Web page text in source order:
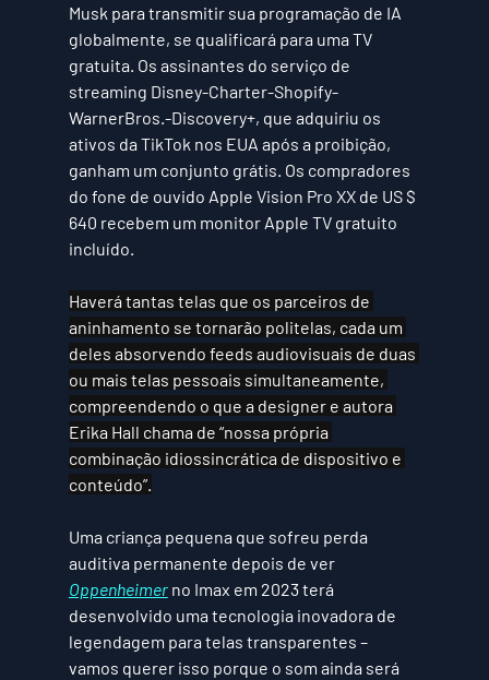
Musk para transmitir sua programação de IA
globalmente, se qualificará para uma TV
gratuita. Os assinantes do serviço de
streaming Disney-Charter-Shopify-
WarnerBros.-Discovery+, que adquiriu os
ativos da TikTok nos EUA após a proibição,
ganham um conjunto grátis. Os compradores
do fone de ouvido Apple Vision Pro XX de US $
640 recebem um monitor Apple TV gratuito
incluído.
Haverá tantas telas que os parceiros de
aninhamento se tornarão politelas, cada um
deles absorvendo feeds audiovisuais de duas
ou mais telas pessoais simultaneamente,
compreendendo o que a designer e autora
Erika Hall chama de “nossa própria
combinação idiossincrática de dispositivo e
conteúdo”.
Uma criança pequena que sofreu perda
auditiva permanente depois de ver
Oppenheimer no Imax em 2023 terá
desenvolvido uma tecnologia inovadora de
legendagem para telas transparentes –
vamos querer isso porque o som ainda será